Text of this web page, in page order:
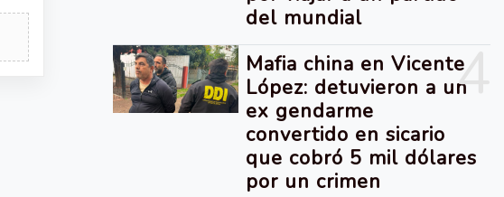
del mundial
4
Mafia china en Vicente
López: detuvieron a un
ex gendarme
convertido en sicario
que cobró 5 mil dólares
por un crimen